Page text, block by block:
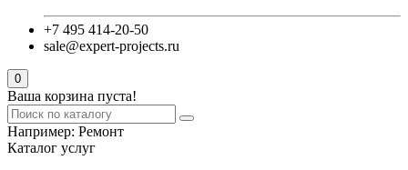
+7 495 414-20-50
sale@expert-projects.ru
0
Ваша корзина пуста!
Например: Ремонт
Каталог услуг